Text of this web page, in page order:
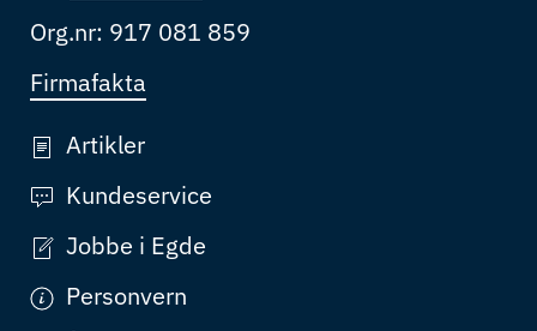
Org.nr: 917 081 859
Firmafakta
Artikler
Kundeservice
Jobbe i Egde
Personvern